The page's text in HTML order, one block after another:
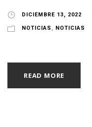
DICIEMBRE 13, 2022
NOTICIAS , NOTICIAS
READ MORE